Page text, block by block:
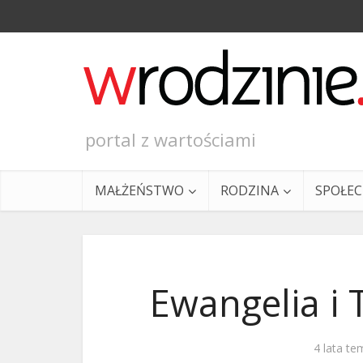
portal z wartościami
MAŁŻEŃSTWO RODZINA
Ewangelia i
4 lata